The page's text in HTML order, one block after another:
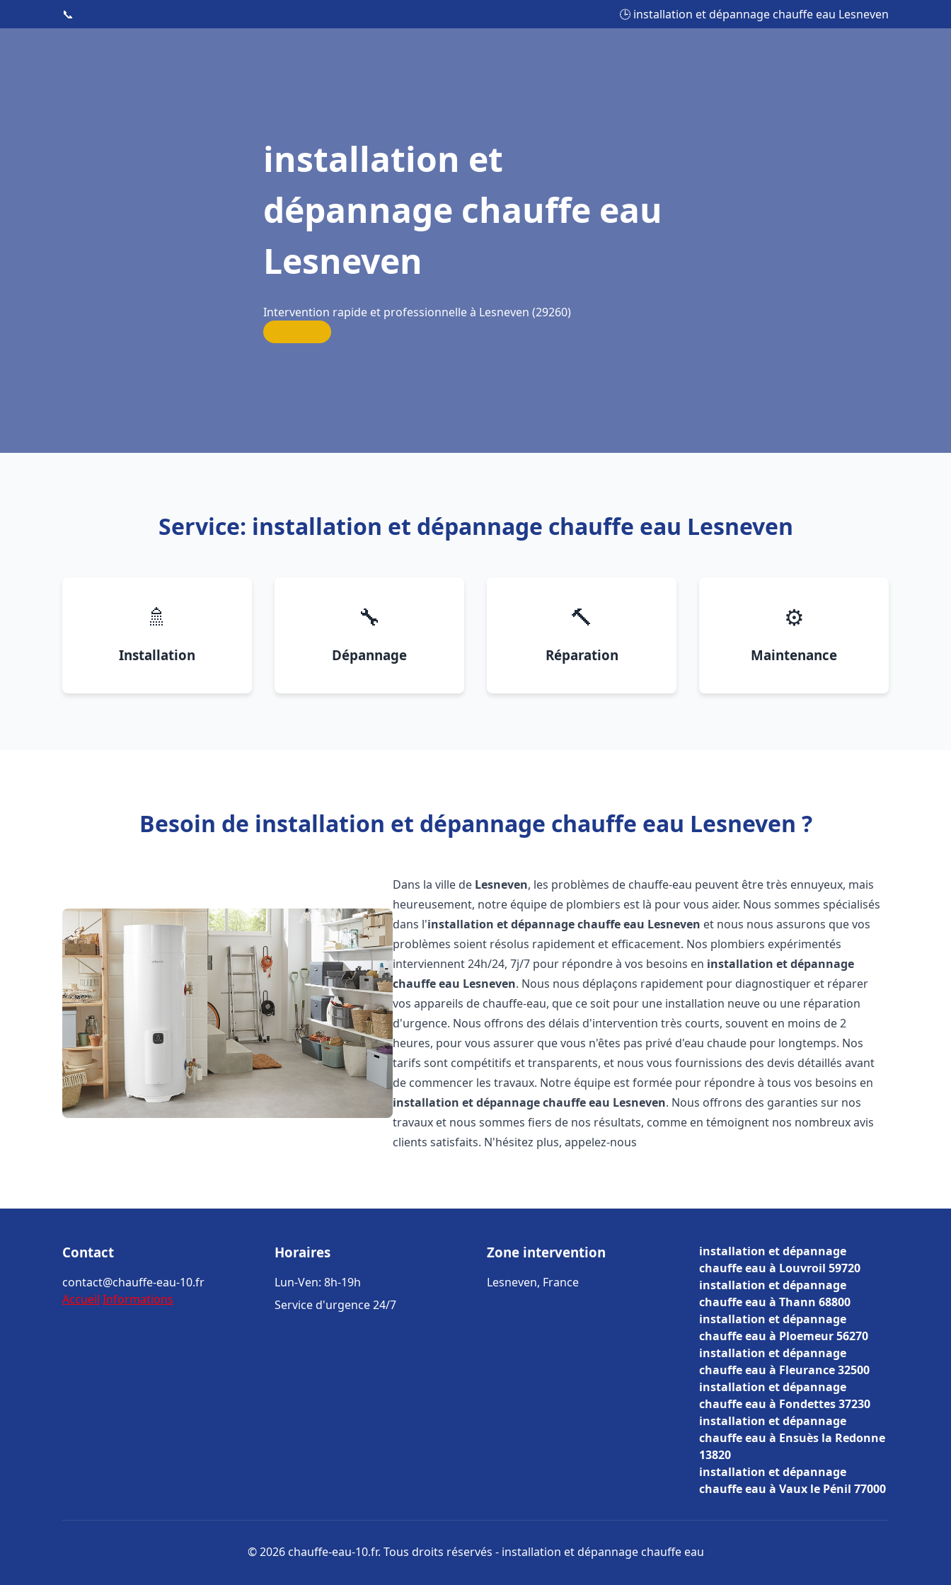
📞 🕒 installation et dépannage chauffe eau Lesneven
installation et
dépannage chauffe eau
Lesneven
Intervention rapide et professionnelle à Lesneven (29260)
Service: installation et dépannage chauffe eau Lesneven
🚿
Installation
🔧
Dépannage
🔨
Réparation
⚙️
Maintenance
Besoin de installation et dépannage chauffe eau Lesneven ?
Dans la ville de Lesneven, les problèmes de chauffe-eau peuvent être très ennuyeux, mais
heureusement, notre équipe de plombiers est là pour vous aider. Nous sommes spécialisés
dans l'installation et dépannage chauffe eau Lesneven et nous nous assurons que vos
problèmes soient résolus rapidement et efficacement. Nos plombiers expérimentés
interviennent 24h/24, 7j/7 pour répondre à vos besoins en installation et dépannage
chauffe eau Lesneven. Nous nous déplaçons rapidement pour diagnostiquer et réparer
vos appareils de chauffe-eau, que ce soit pour une installation neuve ou une réparation
d'urgence. Nous offrons des délais d'intervention très courts, souvent en moins de 2
heures, pour vous assurer que vous n'êtes pas privé d'eau chaude pour longtemps. Nos
tarifs sont compétitifs et transparents, et nous vous fournissions des devis détaillés avant
de commencer les travaux. Notre équipe est formée pour répondre à tous vos besoins en
installation et dépannage chauffe eau Lesneven. Nous offrons des garanties sur nos
travaux et nous sommes fiers de nos résultats, comme en témoignent nos nombreux avis
clients satisfaits. N'hésitez plus, appelez-nous
Contact
contact@chauffe-eau-10.fr
Accueil Informations
Horaires
Lun-Ven: 8h-19h
Service d'urgence 24/7
Zone intervention
Lesneven, France
installation et dépannage
chauffe eau à Louvroil 59720
installation et dépannage
chauffe eau à Thann 68800
installation et dépannage
chauffe eau à Ploemeur 56270
installation et dépannage
chauffe eau à Fleurance 32500
installation et dépannage
chauffe eau à Fondettes 37230
installation et dépannage
chauffe eau à Ensuès la Redonne
13820
installation et dépannage
chauffe eau à Vaux le Pénil 77000
© 2026 chauffe-eau-10.fr. Tous droits réservés - installation et dépannage chauffe eau